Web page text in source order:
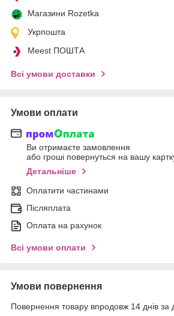
Магазини Rozetka
Укрпошта
Meest ПОШТА
Всі умови доставки
Умови оплати
Ви отримаєте замовлення
або гроші повернуться на вашу
Детальніше
Оплатити частинами
Післяплата
Оплата на рахунок
Всі умови оплати
Умови повернення
Повернення товару впродовж 14 днів за